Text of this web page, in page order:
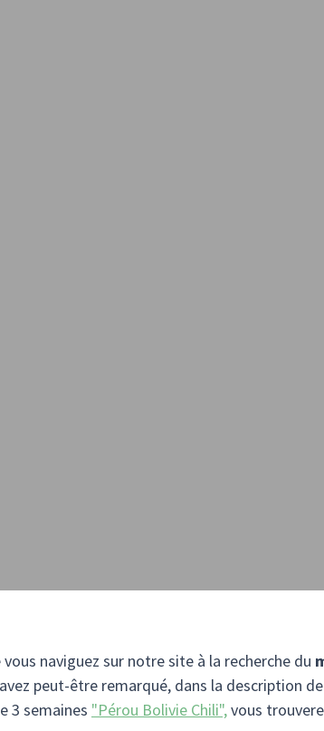
vous naviguez sur notre site à la recherche du
peut-être remarqué, dans la description
3 semaines "Pérou Bolivie Chili",vous